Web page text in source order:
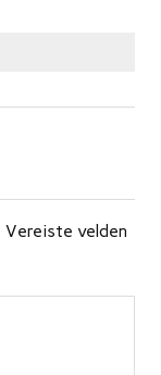
Vereiste velden